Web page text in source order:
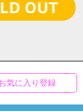
気に入り登録